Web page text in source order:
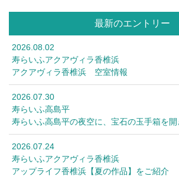
最新のエントリー
2026.08.02
寿らいふアクアヴィラ香椎浜
アクアヴィラ香椎浜 空室情報
2026.07.30
寿らいふ高島平
寿らいふ高島平の夜空に、宝石の玉手箱を
2026.07.24
寿らいふアクアヴィラ香椎浜
アップライフ香椎浜【夏の作品】をご紹介